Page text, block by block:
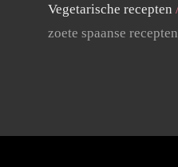
Vegetarische recepten
zoete spaanse recepten